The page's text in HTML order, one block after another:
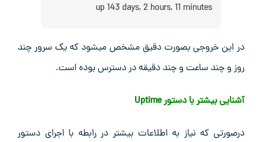
up 143 days, 2 hours, 11 minutes
در این خروجی بصورت دقیق مشخص میشود که یک سرور چند
روز و چند ساعت و چند دقیقه در دسترس بوده است.
آشنایی بیشتر با دستور Uptime
درصورتی که نیاز به اطلاعات بیشتر در رابطه با اجرای دستور